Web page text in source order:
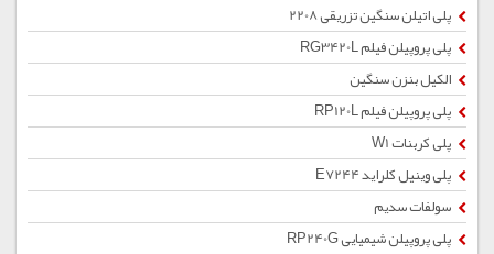
پلی اتیلن سنگین تزریقی 2208
پلی پروپیلن فیلم RG3420L
الکیل بنزن سنگین
پلی پروپیلن فیلم RP120L
پلی کربنات W1
پلی وینیل کلراید E7244
سولفات سدیم
پلی پروپیلن شیمیایی RP240G